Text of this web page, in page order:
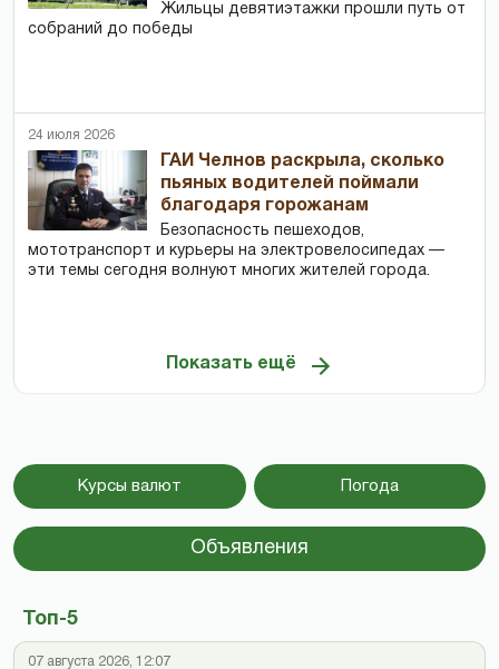
Жильцы девятиэтажки прошли путь от
собраний до победы
24 июля 2026
ГАИ Челнов раскрыла, сколько
пьяных водителей поймали
благодаря горожанам
Безопасность пешеходов,
мототранспорт и курьеры на электровелосипедах —
эти темы сегодня волнуют многих жителей города.
Показать ещё
Курсы валют Погода
Объявления
Топ-5
07 августа 2026, 12:07